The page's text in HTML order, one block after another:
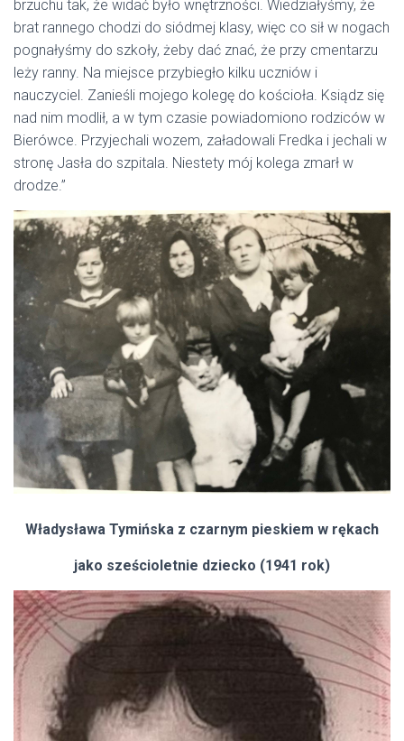
brzuchu tak, że widać było wnętrzności. Wiedziałyśmy, że
brat rannego chodzi do siódmej klasy, więc co sił w nogach
pognałyśmy do szkoły, żeby dać znać, że przy cmentarzu
leży ranny. Na miejsce przybiegło kilku uczniów i
nauczyciel. Zanieśli mojego kolegę do kościoła. Ksiądz się
nad nim modlił, a w tym czasie powiadomiono rodziców w
Bierówce. Przyjechali wozem, załadowali Fredka i jechali w
stronę Jasła do szpitala. Niestety mój kolega zmarł w
drodze.”
Władysława Tymińska z czarnym pieskiem w rękach
jako sześcioletnie dziecko (1941 rok)